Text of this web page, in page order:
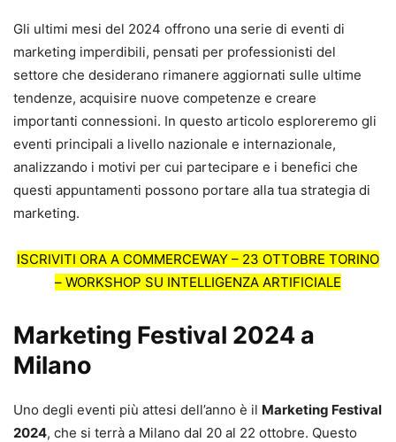
Gli ultimi mesi del 2024 offrono una serie di eventi di
marketing imperdibili, pensati per professionisti del
settore che desiderano rimanere aggiornati sulle ultime
tendenze, acquisire nuove competenze e creare
importanti connessioni. In questo articolo esploreremo gli
eventi principali a livello nazionale e internazionale,
analizzando i motivi per cui partecipare e i benefici che
questi appuntamenti possono portare alla tua strategia di
marketing.
ISCRIVITI ORA A COMMERCEWAY – 23 OTTOBRE TORINO
– WORKSHOP SU INTELLIGENZA ARTIFICIALE
Marketing Festival 2024 a
Milano
Uno degli eventi più attesi dell’anno è il Marketing Festival
2024, che si terrà a Milano dal 20 al 22 ottobre. Questo